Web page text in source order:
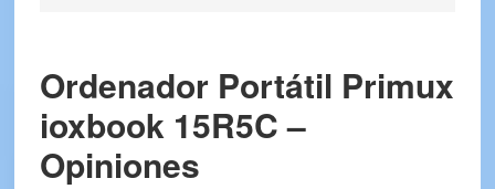
Ordenador Portátil Primux
ioxbook 15R5C –
Opiniones